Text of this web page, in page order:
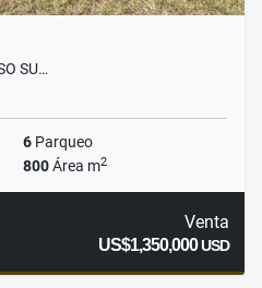
SU…
6 Parqueo
800Área m2
Venta
US$1,350,000USD